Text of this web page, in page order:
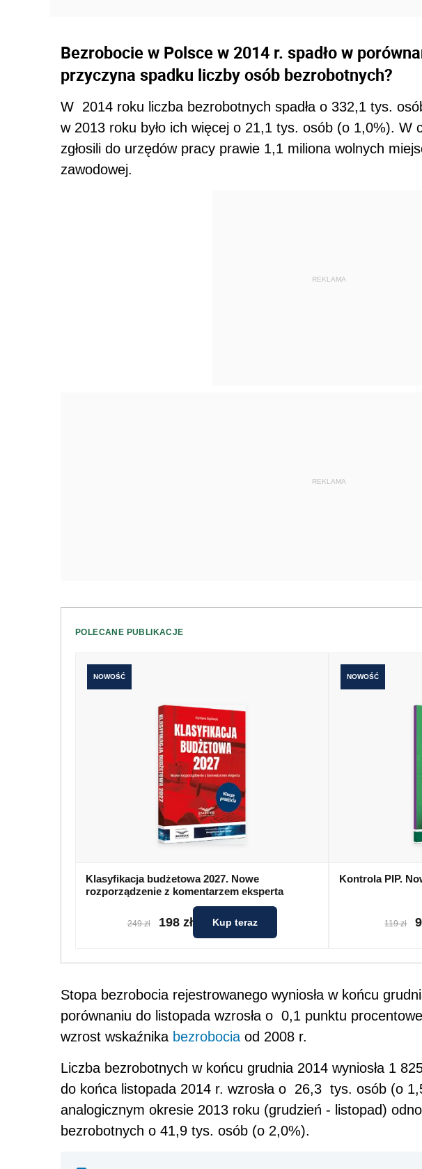
Bezrobocie w Polsce w 2014 r. spadło w
przyczyna spadku liczby osób bezrobotnych?
W 2014 roku liczba bezrobotnych spadła o 332,1 tys.
w 2013 roku było ich więcej o 21,1 tys. osób (o 1,0%). W
zgłosili do urzędów pracy prawie 1,1 miliona wolnych
zawodowej.
REKLAMA
REKLAMA
POLECANE PUBLIKACJE
NOWOŚĆ
Klasyfikacja budżetowa 2027. Nowe
rozporządzenie z komentarzem eksperta
249 zł 198 zł Kup teraz
NOWOŚĆ
Kontrola PIP.
119 zł
Stopa bezrobocia rejestrowanego wyniosła w końcu
porównaniu do listopada wzrosła o 0,1 punktu
wzrost wskaźnika bezrobocia od 2008 r.
Liczba bezrobotnych w końcu grudnia 2014 wyniosła 1
do końca listopada 2014 r. wzrosła o 26,3 tys. osób (o
analogicznym okresie 2013 roku (grudzień - listopad)
bezrobotnych o 41,9 tys. osób (o 2,0%).